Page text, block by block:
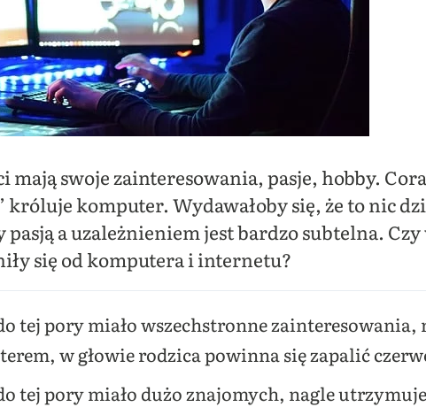
mają swoje zainteresowania, pasje, hobby.
komputer. Wydawałoby się, że to nic
a uzależnieniem jest bardzo subtelna.
się od komputera i internetu?
tej pory miało wszechstronne zainteresowania,
w głowie rodzica powinna się zapalić
tej pory miało dużo znajomych, nagle